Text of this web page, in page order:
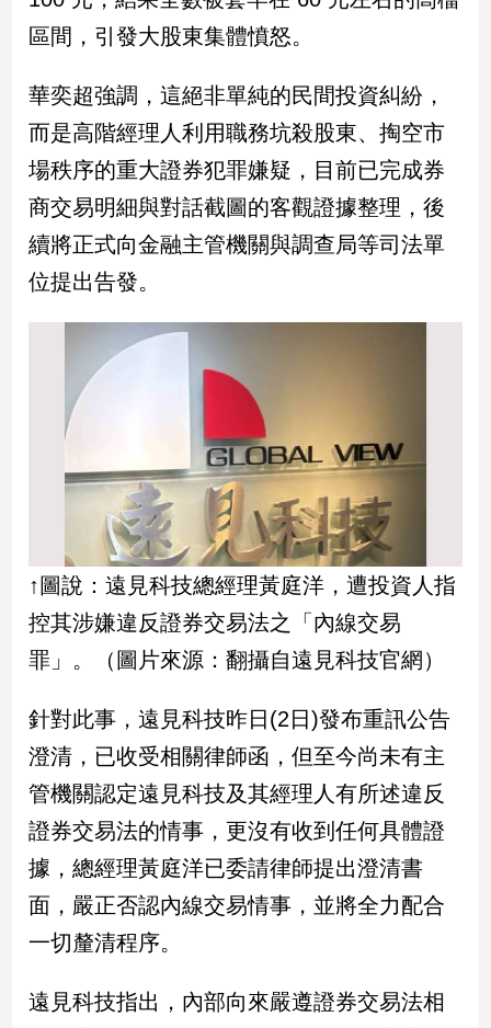
感
藝
術
／
文
／
電
影
推
影
音
區
合
媒
體
投
專
區間，引發大股東集體憤怒。
華奕超強調，這絕非單純的民間投資糾紛，
而是高階經理人利用職務坑殺股東、掏空市
場秩序的重大證券犯罪嫌疑，目前已完成券
商交易明細與對話截圖的客觀證據整理，後
續將正式向金融主管機關與調查局等司法單
位提出告發。
↑圖說：遠見科技總經理黃庭洋，遭投資人指
控其涉嫌違反證券交易法之「內線交易
罪」。（圖片來源：翻攝自遠見科技官網）
針對此事，遠見科技昨日(2日)發布重訊公告
澄清，已收受相關律師函，但至今尚未有主
管機關認定遠見科技及其經理人有所述違反
證券交易法的情事，更沒有收到任何具體證
據，總經理黃庭洋已委請律師提出澄清書
面，嚴正否認內線交易情事，並將全力配合
一切釐清程序。
遠見科技指出，內部向來嚴遵證券交易法相